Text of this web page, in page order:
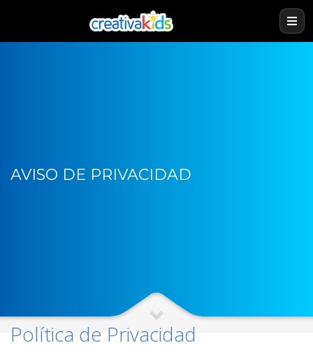
AVISO DE PRIVACIDAD
Política de Privacidad